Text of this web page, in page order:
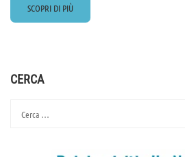
READ
MORE
TRADITO
SCOPRI DI PIÙ
CERCA